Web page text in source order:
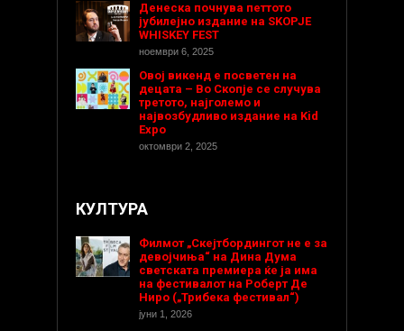
Денеска почнува петтото
јубилејно издание на SKOPJE
WHISKEY FEST
ноември 6, 2025
Овој викенд е посветен на
децата – Во Скопје се случува
третото, најголемо и
највозбудливо издание на Kid
Expo
октомври 2, 2025
КУЛТУРА
Филмот „Скејтбордингот не е за
девојчиња“ на Дина Дума
светската премиера ќе ја има
на фестивалот на Роберт Де
Ниро („Трибека фестивал“)
јуни 1, 2026